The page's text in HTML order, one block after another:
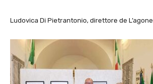
Ludovica Di Pietrantonio, direttore de L’agone